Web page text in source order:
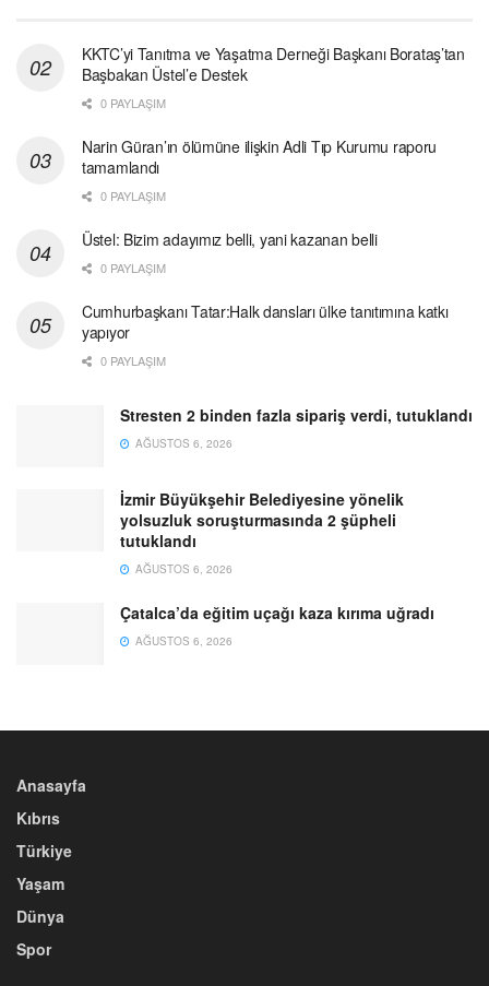
KKTC’yi Tanıtma ve Yaşatma Derneği Başkanı Borataş’tan
Başbakan Üstel’e Destek
0 PAYLAŞIM
Narin Güran’ın ölümüne ilişkin Adli Tıp Kurumu raporu
tamamlandı
0 PAYLAŞIM
Üstel: Bizim adayımız belli, yani kazanan belli
0 PAYLAŞIM
Cumhurbaşkanı Tatar:Halk dansları ülke tanıtımına katkı
yapıyor
0 PAYLAŞIM
Stresten 2 binden fazla sipariş verdi, tutuklandı
AĞUSTOS 6, 2026
İzmir Büyükşehir Belediyesine yönelik
yolsuzluk soruşturmasında 2 şüpheli
tutuklandı
AĞUSTOS 6, 2026
Çatalca’da eğitim uçağı kaza kırıma uğradı
AĞUSTOS 6, 2026
Anasayfa
Kıbrıs
Türkiye
Yaşam
Dünya
Spor